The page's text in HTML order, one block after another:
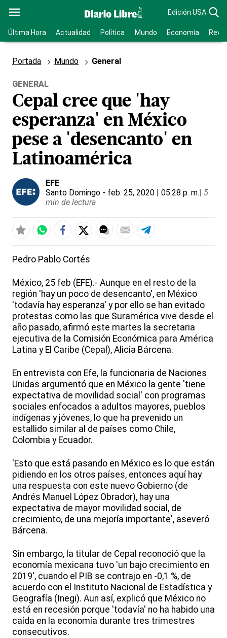
Edición USA
Última Hora Actualidad Política Mundo Economía
Portada Mundo General
GENERAL
Cepal cree que 'hay
esperanza' en México
pese a 'desencanto' en
Latinoamérica
EFE
Santo Domingo - feb. 25, 2020 | 05:28 p. m.| 5
min de lectura
Pedro Pablo Cortés
México, 25 feb (EFE).- Aunque en el resto de la
región 'hay un poco de desencanto', en México
'todavía hay esperanza' y por ello se han evitado
protestas como las que Suramérica vive desde el
año pasado, afirmó este martes la secretaria
ejecutiva de la Comisión Económica para América
Latina y El Caribe (Cepal), Alicia Bárcena.
En entrevista con Efe, la funcionaria de Naciones
Unidas argumentó que en México la gente 'tiene
expectativa de movilidad social' con programas
sociales enfocados a adultos mayores, pueblos
indígenas y jóvenes, lo que ha prevenido un
estallido similar al de países como Chile,
Colombia y Ecuador.
'Esto que está pasando en México es lo que están
pidiendo en los otros países, entonces aquí hay
una respuesta con este nuevo Gobierno (de
Andrés Manuel López Obrador), hay una
expectativa de mayor movilidad social, de
crecimiento, de una mejoría importante', aseveró
Bárcena.
Sin embargo, la titular de Cepal reconoció que la
economía mexicana tuvo 'un bajo crecimiento en
2019', cuando el PIB se contrajo en -0,1 %, de
acuerdo con el Instituto Nacional de Estadística y
Geografía (Inegi). Aun así, explicó que México no
está en recesión porque 'todavía' no ha habido una
caída en la economía durante tres trimestres
consecutivos.